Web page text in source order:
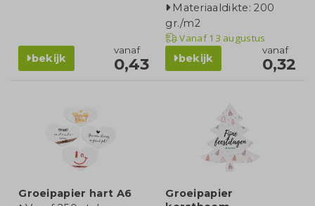
bekijk
vanaf
0,43
Materiaaldikte: 200
gr./m2
Vanaf13 augustus
bekijk
vanaf
0,32
Groeipapier hart A6
Groeipapier